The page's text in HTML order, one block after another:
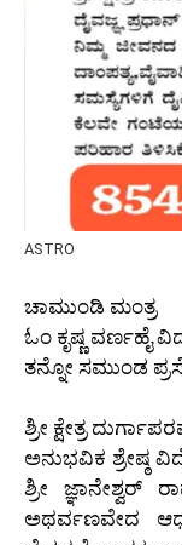
ASTRO
ಚಾಮುಂಡಿ ಮಂತ್ರ
ಓಂ ಕೃಷ್ಣ ವರ್ಣಹೈ
ತನ್ನೋ ಸಮುಂಡ
ಶ್ರೀ ಕ್ಷೇತ್ರ
ಅನುಭವಿಕ ಶ್ರೇಷ್ಠ
ಶ್ರೀ ಜ್ಞಾನೇಶ್ವರ್
ಅಥರ್ವಣವೇದ